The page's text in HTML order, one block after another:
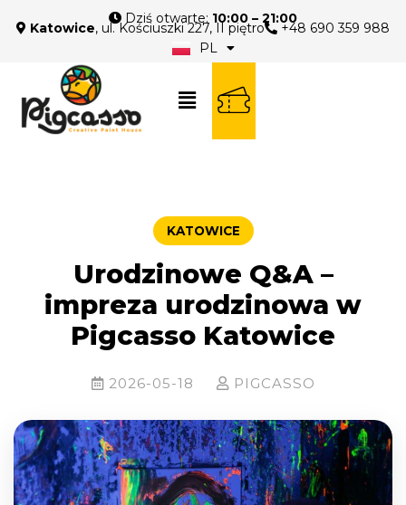
Dziś otwarte: 10:00 – 21:00
Katowice, ul. Kościuszki 227, II piętro
+48 690 359 988
PL
EN
KATOWICE
Urodzinowe Q&A –
impreza urodzinowa w
Pigcasso Katowice
2026-05-18 PIGCASSO